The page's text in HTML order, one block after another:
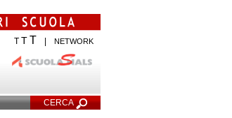
T TT NETWORK
CERCA